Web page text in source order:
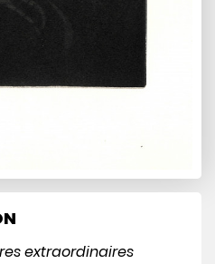
extraordinaires